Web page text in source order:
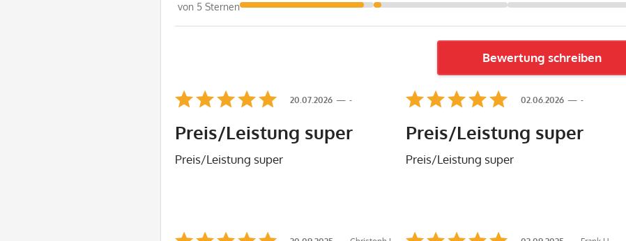
von 5 Sternen
Bewertung schreiben
-
20.07.2026
Preis/Leistung super
Preis/Leistung super
-
02.06.2026
Preis/Leistung super
Preis/Leistung super